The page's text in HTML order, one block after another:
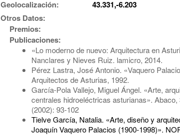
Geolocalización:
43.331,-6.203
Otros Datos:
Premios:
Publicaciones:
«Lo moderno de nuevo: Arquitectura en
Nanclares y Nieves Ruiz. lamicro, 2014.
Pérez Lastra, José Antonio. «Vaquero
Arquitectos de Asturias, 1992.
García-Pola Vallejo, Miguel Ángel. «Arte,
centrales hidroeléctricas asturianas».
(2002): 93-102
Tielve García, Natalia. «Arte, diseño y
Joaquín Vaquero Palacios (1900-1998)».